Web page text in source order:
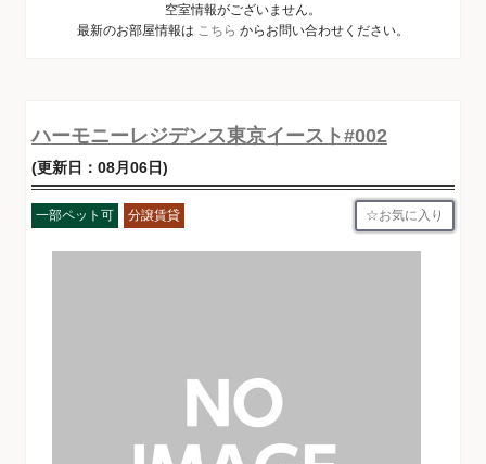
空室情報がございません。
最新のお部屋情報は こちら からお問い合わせください。
ハーモニーレジデンス東京イースト#002
(更新日：08月06日)
一部ペット可 分譲賃貸 お気に入り